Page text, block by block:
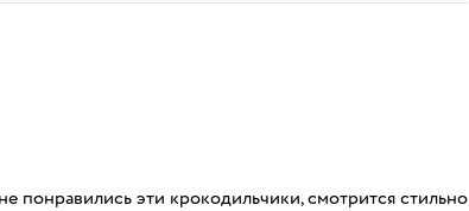
понравились эти крокодильчики, смотрится стильно